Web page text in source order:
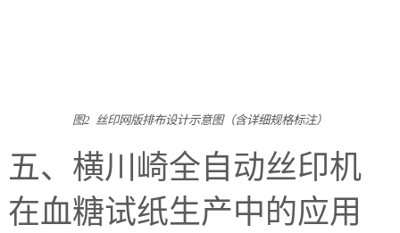
图2 丝印网版排布设计示意图（含详细规格标注）
五、横川崎全自动丝印机
在血糖试纸生产中的应用